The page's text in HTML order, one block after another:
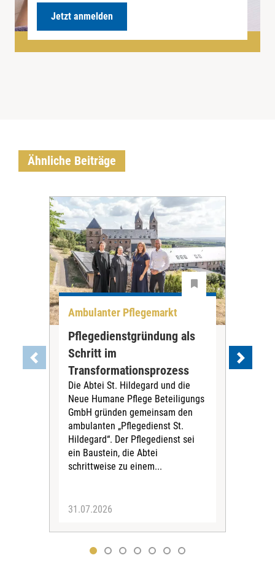
Jetzt anmelden
Ähnliche Beiträge
Ambulanter Pflegemarkt
Pflegedienstgründung als
Schritt im
Transformationsprozess
Die Abtei St. Hildegard und die
Neue Humane Pflege Beteiligungs
GmbH gründen gemeinsam den
ambulanten „Pflegedienst St.
Hildegard“. Der Pflegedienst sei
ein Baustein, die Abtei
schrittweise zu einem...
31.07.2026